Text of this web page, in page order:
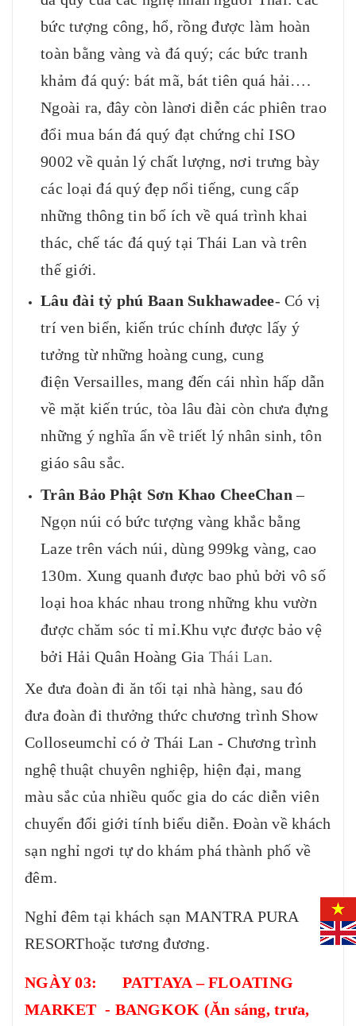
bức tượng công, hổ, rồng được làm hoàn
toàn bằng vàng và đá quý; các bức tranh
khảm đá quý: bát mã, bát tiên quá hải….
Ngoài ra, đây còn lànơi diễn các phiên trao
đổi mua bán đá quý đạt chứng chỉ ISO
9002 về quản lý chất lượng, nơi trưng bày
các loại đá quý đẹp nổi tiếng, cung cấp
những thông tin bổ ích về quá trình khai
thác, chế tác đá quý tại Thái Lan và trên
thế giới.
Lâu đài tỷ phú Baan Sukhawadee- Có vị
trí ven biển, kiến trúc chính được lấy ý
tưởng từ những hoàng cung, cung
điện Versailles, mang đến cái nhìn hấp dẫn
về mặt kiến trúc, tòa lâu đài còn chưa đựng
những ý nghĩa ẩn về triết lý nhân sinh, tôn
giáo sâu sắc.
Trân Bảo Phật Sơn Khao CheeChan –
Ngọn núi có bức tượng vàng khắc bằng
Laze trên vách núi, dùng 999kg vàng, cao
130m. Xung quanh được bao phủ bởi vô số
loại hoa khác nhau trong những khu vườn
được chăm sóc tỉ mỉ.Khu vực được bảo vệ
bởi Hải Quân Hoàng Gia Thái Lan.
Xe đưa đoàn đi ăn tối tại nhà hàng, sau đó
đưa đoàn đi thưởng thức chương trình Show
Colloseumchỉ có ở Thái Lan - Chương trình
nghệ thuật chuyên nghiệp, hiện đại, mang
màu sắc của nhiều quốc gia do các diễn viên
chuyển đổi giới tính biểu diễn. Đoàn về khách
sạn nghỉ ngơi tự do khám phá thành phố về
đêm.
Nghỉ đêm tại khách sạn MANTRA PURA
RESORThoặc tương đương.
NGÀY 03: PATTAYA – FLOATING
MARKET - BANGKOK (Ăn sáng, trưa,